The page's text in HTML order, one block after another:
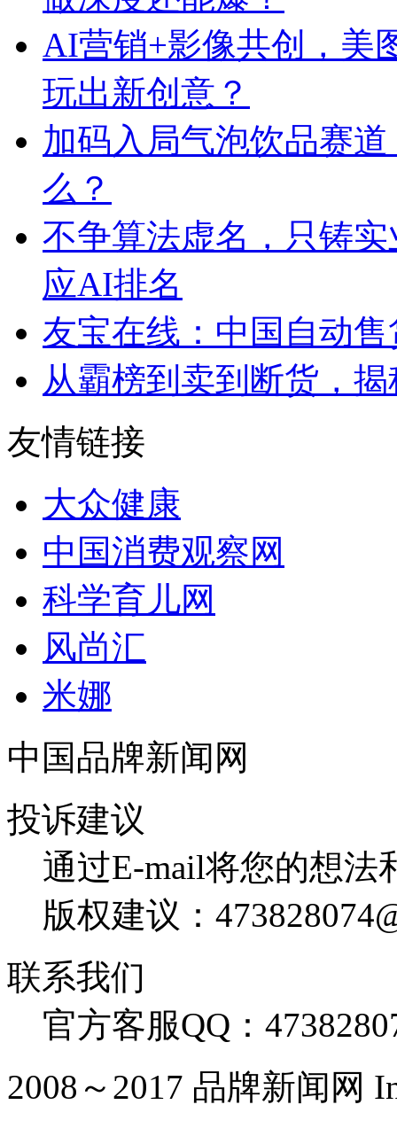
AI营销+影像共创，美
玩出新创意？
加码入局气泡饮品赛
么？
不争算法虚名，只铸
应AI排名
友宝在线：中国自动
从霸榜到卖到断货，
友情链接
大众健康
中国消费观察网
科学育儿网
风尚汇
米娜
中国品牌新闻网
投诉建议
通过E-mail将您的想法
版权建议：
联系我们
官方客服QQ：
2008～2017 品牌新闻网